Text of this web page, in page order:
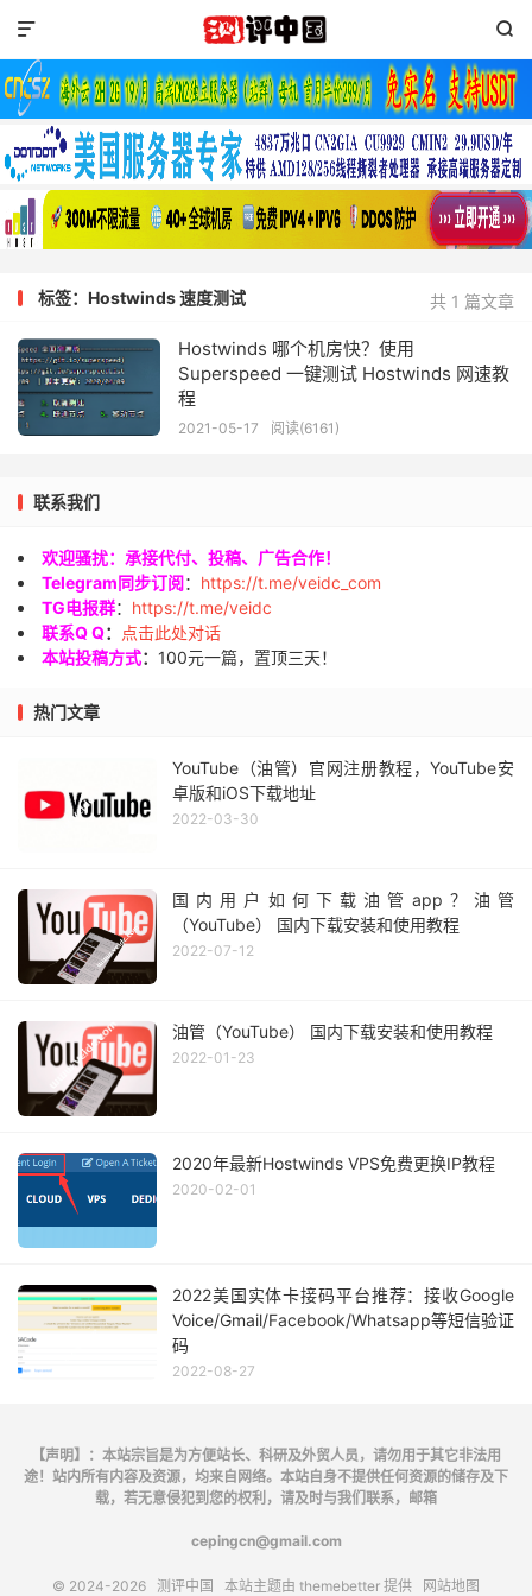


共 1 篇文章
标签：Hostwinds 速度测试
Hostwinds 哪个机房快？使用
Superspeed 一键测试 Hostwinds 网速教
程
2021-05-17 阅读(6161)
联系我们
欢迎骚扰：承接代付、投稿、广告合作！
Telegram同步订阅： https://t.me/veidc_com
TG电报群： https://t.me/veidc
联系Q Q：
点击此处对话
本站投稿方式： 100元一篇，置顶三天！
热门文章
YouTube（油管）官网注册教程，YouTube安
卓版和iOS下载地址
2022-03-30
国内用户如何下载油管app？油管
（YouTube） 国内下载安装和使用教程
2022-07-12
油管（YouTube） 国内下载安装和使用教程
2022-01-23
2020年最新Hostwinds VPS免费更换IP教程
2020-02-01
2022美国实体卡接码平台推荐：接收Google
Voice/Gmail/Facebook/Whatsapp等短信验证
码
2022-08-27
【声明】：本站宗旨是为方便站长、科研及外贸人员，请勿用于其它非法用
途！站内所有内容及资源，均来自网络。本站自身不提供任何资源的储存及下
载，若无意侵犯到您的权利，请及时与我们联系，邮箱
cepingcn@gmail.com
© 2024-2026 测评中国 本站主题由 themebetter 提供 网站地图